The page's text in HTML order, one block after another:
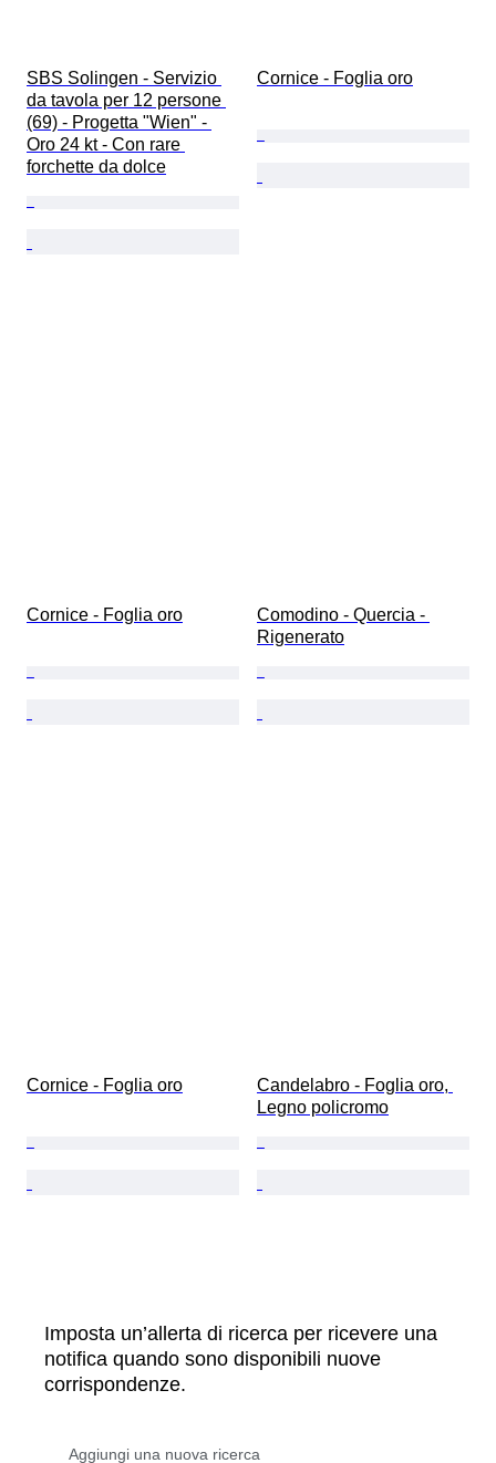
SBS Solingen - Servizio
da tavola per 12 persone
(69) - Progetta "Wien" -
Oro 24 kt - Con rare
forchette da dolce
Cornice - Foglia oro
Cornice - Foglia oro
Comodino - Quercia -
Rigenerato
Cornice - Foglia oro
Candelabro - Foglia oro,
Legno policromo
Imposta un’allerta di ricerca per ricevere una
notifica quando sono disponibili nuove
corrispondenze.